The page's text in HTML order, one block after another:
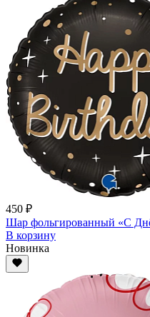
450 ₽
Шар фольгированный «С
В корзину
Новинка